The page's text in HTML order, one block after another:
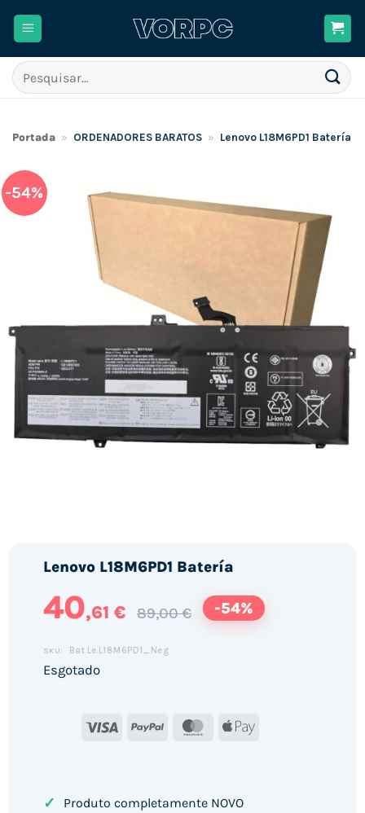
Pesquisar
por:
Portada » ORDENADORES BARATOS » Lenovo L18M6PD1 Batería
-54%
Lenovo L18M6PD1 Batería
40,61 € 89,00 € -54%
SKU: Bat.Le.L18M6PD1_Neg
Esgotado
Visa PayPal MasterCard
Apple
✓ Produto completamente NOVO